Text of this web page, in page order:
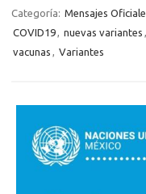
Categoría: Mensajes
COVID19, nuevas variantes ,
vacunas , Variantes